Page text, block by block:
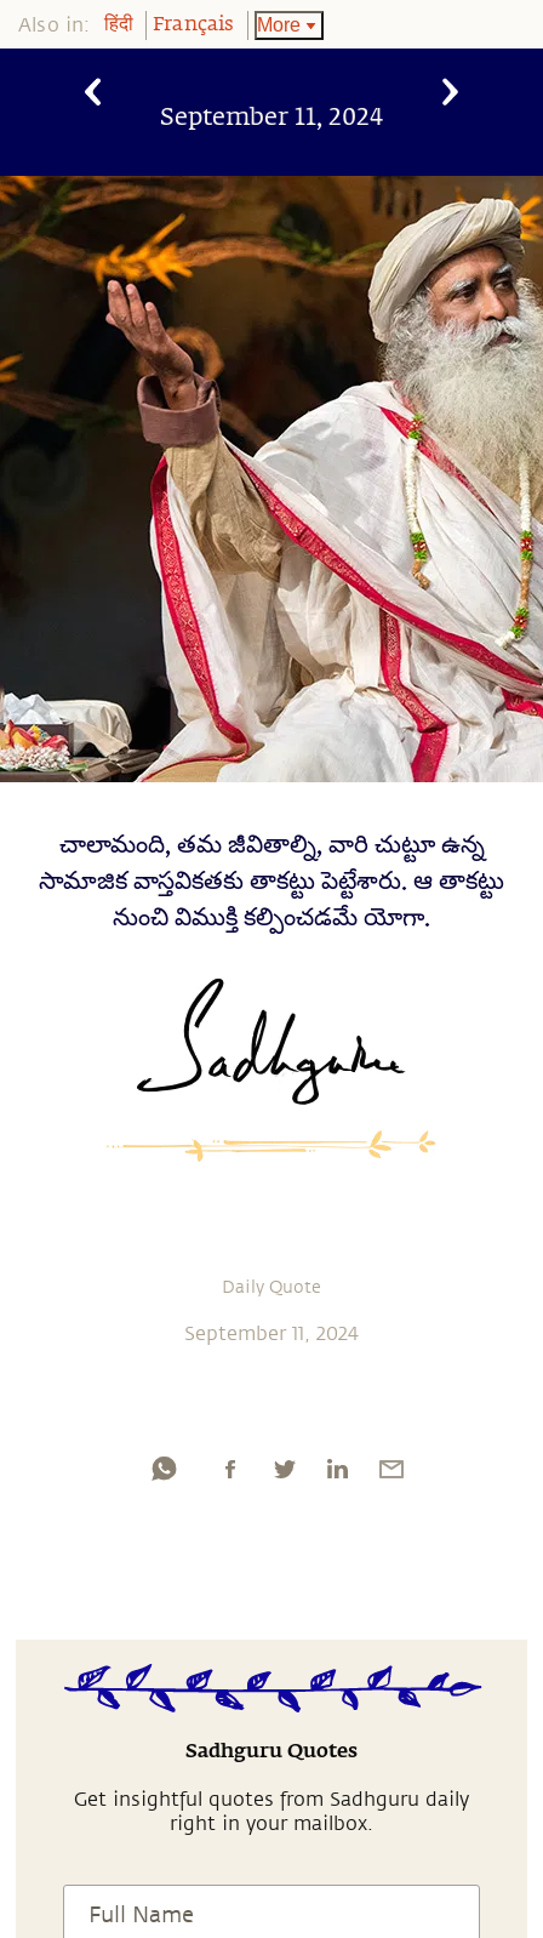
Also in: हिंदी Français More
September 11, 2024
చాలామంది, తమ జీవితాల్ని, వారి చుట్టూ ఉన్న
సామాజిక వాస్తవికతకు తాకట్టు పెట్టేశారు. ఆ తాకట్టు
నుంచి విముక్తి కల్పించడమే యోగా.
Daily Quote
September 11, 2024
Sadhguru Quotes
Get insightful quotes from Sadhguru daily
right in your mailbox.